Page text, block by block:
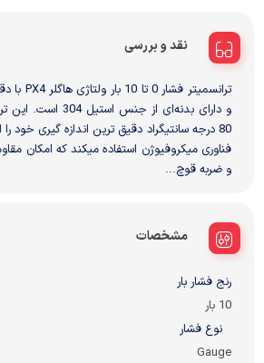
نقد و بررسی
فناوری میکروفیوژن استفاده میکند که امکان
و ضربه قوچ...
مشخصات
رنج فشار بار
10 بار
نوع فشار
Gauge